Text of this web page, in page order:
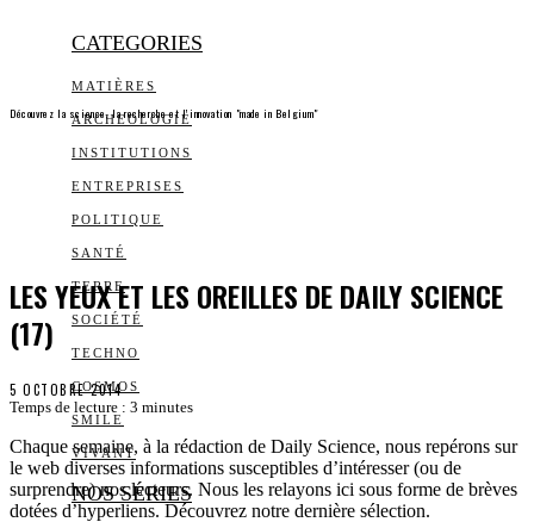
CATEGORIES
MATIÈRES
ARCHEOLOGIE
INSTITUTIONS
ENTREPRISES
POLITIQUE
SANTÉ
TERRE
SOCIÉTÉ
TECHNO
COSMOS
SMILE
VIVANT
NOS SÉRIES
Découvrez la science, la recherche et l’innovation "made in Belgium"
LES YEUX ET LES OREILLES DE DAILY SCIENCE
(17)
5 OCTOBRE 2014
Temps de lecture : 3 minutes
Chaque semaine, à la rédaction de Daily Science, nous repérons sur
le web diverses informations susceptibles d’intéresser (ou de
surprendre) nos lecteurs. Nous les relayons ici sous forme de brèves
dotées d’hyperliens. Découvrez notre dernière sélection.